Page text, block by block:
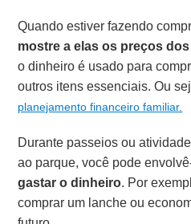
Quando estiver fazendo
mostre a elas os preços
o dinheiro é usado para
outros itens essenciais. Ou
planejamento financeiro familiar.
Durante passeios ou
ao parque, você pode
gastar o dinheiro. Por
comprar um lanche ou